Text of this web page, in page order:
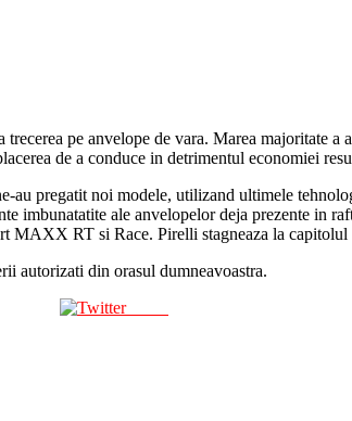
pe anvelope de vara. Marea majoritate a
de a conduce in detrimentul economiei
pregatit noi modele, utilizand ultimele
imbunatatite ale anvelopelor deja prezente in
RT si Race. Pirelli stagneaza la
autorizati din orasul dumneavoastra.
Tweet